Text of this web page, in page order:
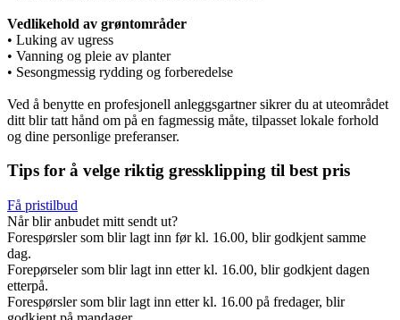
Vedlikehold av grøntområder
• Luking av ugress
• Vanning og pleie av planter
• Sesongmessig rydding og forberedelse
Ved å benytte en profesjonell anleggsgartner sikrer du at uteområdet
ditt blir tatt hånd om på en fagmessig måte, tilpasset lokale forhold
og dine personlige preferanser.
Tips for å velge riktig gressklipping til best pris
Få pristilbud
Når blir anbudet mitt sendt ut?
Forespørsler som blir lagt inn før kl. 16.00, blir godkjent samme
dag.
Forepørseler som blir lagt inn etter kl. 16.00, blir godkjent dagen
etterpå.
Forespørsler som blir lagt inn etter kl. 16.00 på fredager, blir